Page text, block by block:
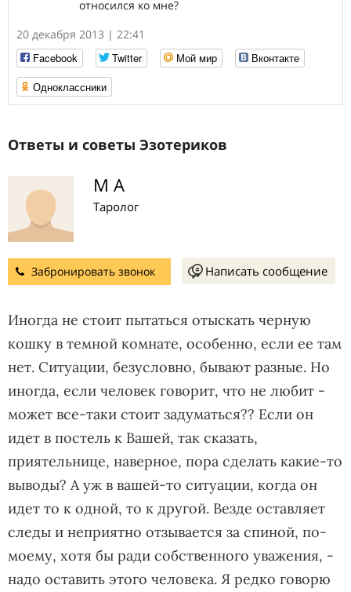
относился ко мне?
20 декабря 2013 | 22:41
Facebook
Twitter Мой мир
Вконтакте
Одноклассники
Ответы и советы Эзотериков
М А
Таролог
Забронировать звонок Написать сообщение
Иногда не стоит пытаться отыскать черную
кошку в темной комнате, особенно, если ее там
нет. Ситуации, безусловно, бывают разные. Но
иногда, если человек говорит, что не любит -
может все-таки стоит задуматься?? Если он
идет в постель к Вашей, так сказать,
приятельнице, наверное, пора сделать какие-то
выводы? А уж в вашей-то ситуации, когда он
идет то к одной, то к другой. Везде оставляет
следы и неприятно отзывается за спиной, по-
моему, хотя бы ради собственного уважения, -
надо оставить этого человека. Я редко говорю